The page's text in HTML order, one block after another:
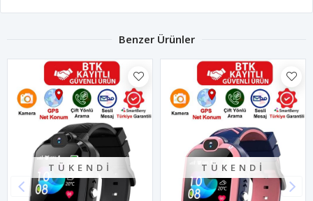
Benzer Ürünler
TÜKENDI TÜKENDI